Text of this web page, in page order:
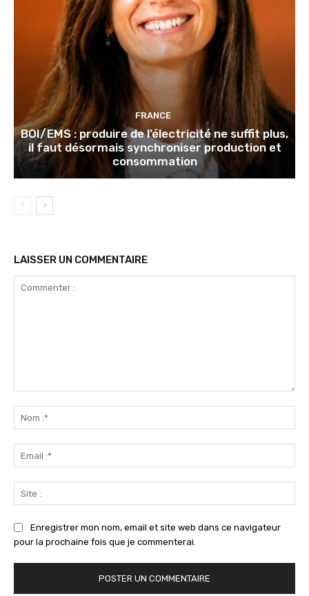
FRANCE
BOI/EMS : produire de l’électricité ne suffit plus,
il faut désormais synchroniser production et
consommation
LAISSER UN COMMENTAIRE
:*
:*
:
Enregistrer mon nom, email et site web dans ce navigateur
pour la prochaine fois que je commenterai.